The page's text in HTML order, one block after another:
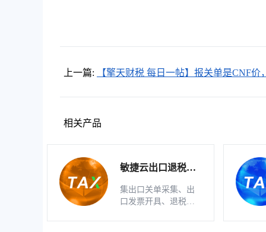
上一篇:
【擎天财税 每日一帖】报关单是CNF价
相关产品
敏捷云出口退税申
集出口关单采集、出
口发票开具、退税明